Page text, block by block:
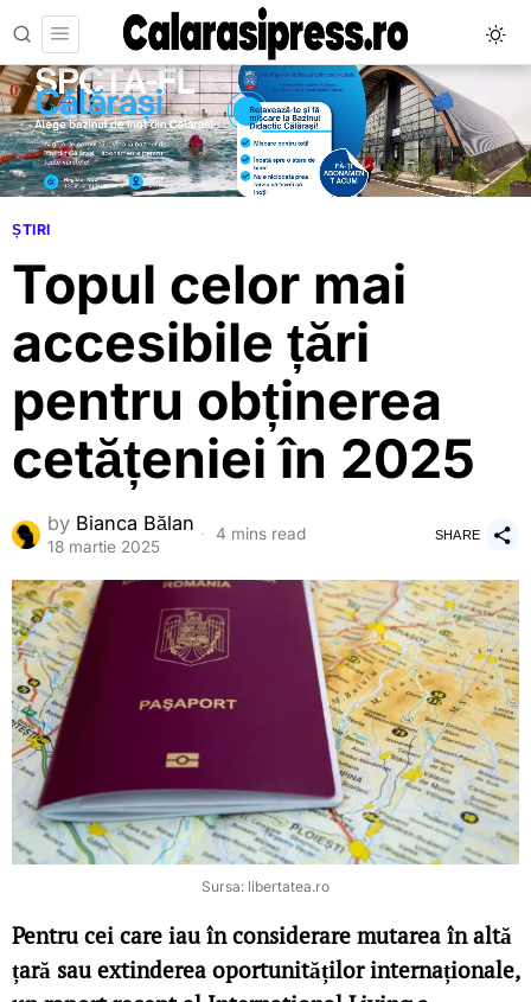
ȘTIRI
Topul celor mai
accesibile țări
pentru obținerea
cetățeniei în 2025
by Bianca Bălan
18 martie 2025
4 mins read SHARE
Sursa: libertatea.ro
Pentru cei care iau în considerare mutarea în altă
țară sau extinderea oportunităților internaționale,